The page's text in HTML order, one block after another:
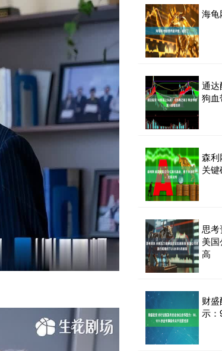
海龟
通达
狗血
森利
关
思
美
高
财
示